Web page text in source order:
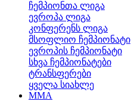
ჩემპიონთა ლიგა
ევროპა ლიგა
კონფერენს ლიგა
მსოფლიო ჩემპიონატი
ევროპის ჩემპიონატი
სხვა ჩემპიონატები
ტრანსფერები
ყველა სიახლე
MMA